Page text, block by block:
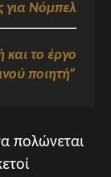
για Νόμπελ
το έργο
ποιητή”
πολώνεται